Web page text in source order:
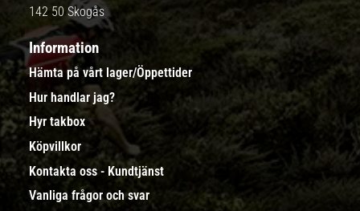
142 50 Skogås
Information
Hämta på vårt lager/Öppettider
Hur handlar jag?
Hyr takbox
Köpvillkor
Kontakta oss - Kundtjänst
Vanliga frågor och svar